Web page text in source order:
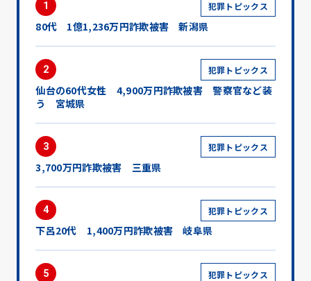
1 犯罪トピックス
80代 1億1,236万円詐欺被害 新潟県
2 犯罪トピックス
仙台の60代女性 4,900万円詐欺被害 警察官など装
う 宮城県
3 犯罪トピックス
3,700万円詐欺被害 三重県
4 犯罪トピックス
下呂20代 1,400万円詐欺被害 岐阜県
5 犯罪トピックス